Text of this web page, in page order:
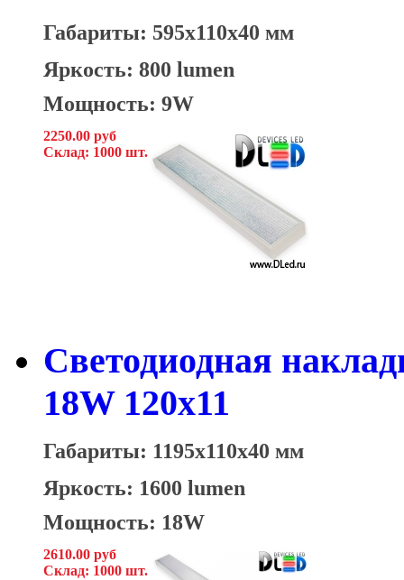
Габариты: 595x110x40 мм
Яркость: 800 lumen
Мощность: 9W
2250.00 руб
Склад: 1000 шт.
Светодиодная
18W 120x11
Габариты: 1195x110x40 мм
Яркость: 1600 lumen
Мощность: 18W
2610.00 руб
Склад: 1000 шт.